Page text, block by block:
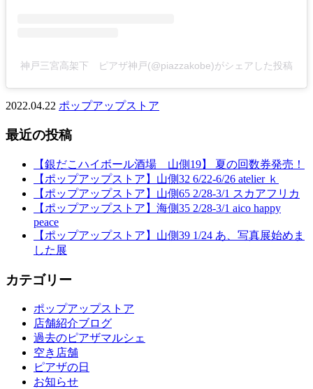
神戸三宮高架下 ピアザ神戸(@piazzakobe)がシェアした投稿
2022.04.22 ポップアップストア
最近の投稿
【銀だこハイボール酒場 山側19】 夏の回数券発売！
【ポップアップストア】山側32 6/22-6/26 atelier ｋ
【ポップアップストア】山側65 2/28-3/1 スカアフリカ
【ポップアップストア】海側35 2/28-3/1 aico happy
peace
【ポップアップストア】山側39 1/24 あ、写真展始めま
した展
カテゴリー
ポップアップストア
店舗紹介ブログ
過去のピアザマルシェ
空き店舗
ピアザの日
お知らせ